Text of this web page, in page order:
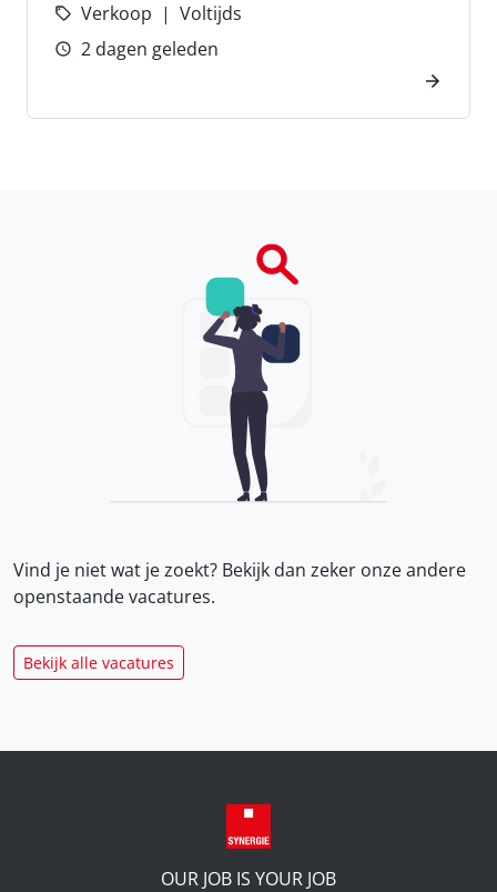
Verkoop
Voltijds
2 dagen geleden
Vind je niet wat je zoekt? Bekijk dan zeker onzeandere
openstaande vacatures.
Bekijk alle vacatures
OUR JOB IS YOUR JOB